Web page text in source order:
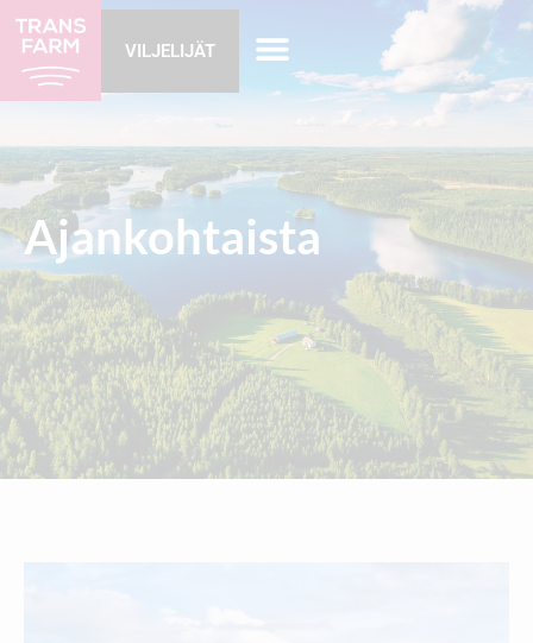
VILJELIJÄT
Ajankohtaista